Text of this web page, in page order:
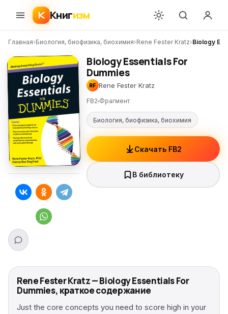
Книгизм
Главная›Биология, биофизика, биохимия›Rene Fester Kratz›Biology
Biology Essentials For
Dummies
RF Rene Fester Kratz
FB2 Фрагмент
Биология, биофизика, биохимия
Скачать FB2
В библиотеку
Rene Fester Kratz — Biology Essentials For
Dummies, краткое содержание
Just the core concepts you need to score high in your